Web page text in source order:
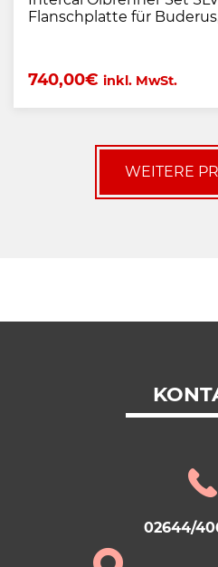
Flanschplatte für
740,00€ inkl. MwSt.
WEITERE
02644/